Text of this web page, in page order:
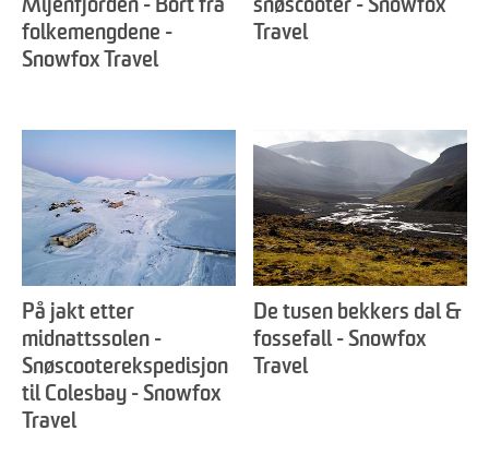
Mijenfjorden - Bort fra
folkemengdene -
Snowfox Travel
snøscooter - Snowfox
Travel
På jakt etter
midnattssolen -
Snøscooterekspedisjon
til Colesbay - Snowfox
Travel
De tusen bekkers dal &
fossefall - Snowfox
Travel